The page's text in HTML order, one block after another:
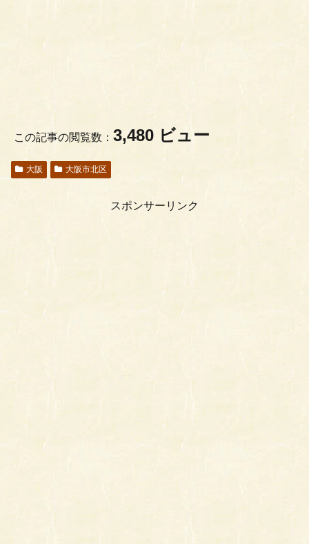
この記事の閲覧数： 3,480 ビュー
大阪 大阪市北区
スポンサーリンク